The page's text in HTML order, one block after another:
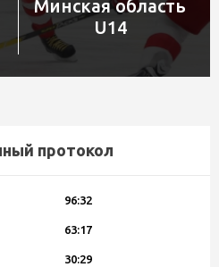
Минская область
U14
протокол
96:32
63:17
30:29